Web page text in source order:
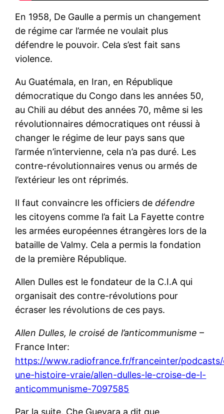
En 1958, De Gaulle a permis un changement
de régime car l’armée ne voulait plus
défendre le pouvoir. Cela s’est fait sans
violence.
Au Guatémala, en Iran, en République
démocratique du Congo dans les années 50,
au Chili au début des années 70, même si les
révolutionnaires démocratiques ont réussi à
changer le régime de leur pays sans que
l’armée n’intervienne, cela n’a pas duré. Les
contre-révolutionnaires venus ou armés de
l’extérieur les ont réprimés.
Il faut convaincre les officiers de défendre
les citoyens comme l’a fait La Fayette contre
les armées européennes étrangères lors de la
bataille de Valmy. Cela a permis la fondation
de la première République.
Allen Dulles est le fondateur de la C.I.A qui
organisait des contre-révolutions pour
écraser les révolutions de ces pays.
Allen Dulles, le croisé de l’anticommunisme–
France Inter:
https://www.radiofrance.fr/franceinter/
une-histoire-vraie/allen-dulles-le-croise-de-l-
anticommunisme-7097585
Par la suite, Che Guevara a dit que